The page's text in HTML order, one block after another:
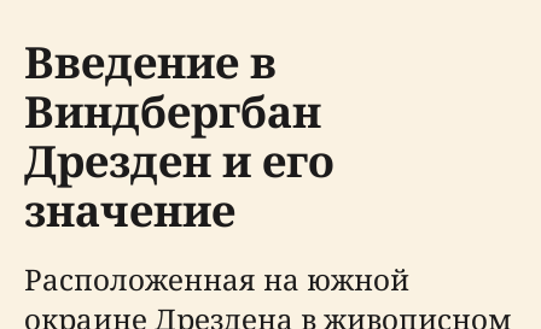
Введение в
Виндбергбан
Дрезден и его
значение
Расположенная на южной
окраине Дрездена в живописном